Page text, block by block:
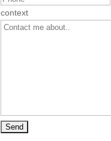
context